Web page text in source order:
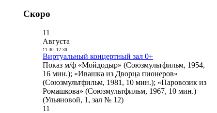
Скоро
11
Августа
11:30- 12:30
Виртуальный концертный зал 0+
Показ м/ф «Мойдодыр» (Союзмультфильм, 1954,
16 мин.); «Ивашка из Дворца пионеров»
(Союзмультфильм, 1981, 10 мин.); «Паровозик из
Ромашкова» (Союзмультфильм, 1967, 10 мин.)
(Ульяновой, 1, зал № 12)
11